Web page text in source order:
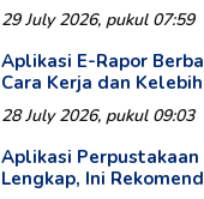
29 July 2026, pukul 07:59
Aplikasi E-Rapor
Cara Kerja dan
28 July 2026, pukul 09:03
Aplikasi Perpustakaan
Lengkap, Ini